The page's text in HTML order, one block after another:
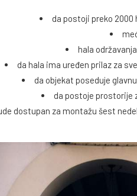
da postoji preko
hala
da hala ima uređen prilaz za
da objekat poseduje
da postoje prostorije
dostupan za montažu šest